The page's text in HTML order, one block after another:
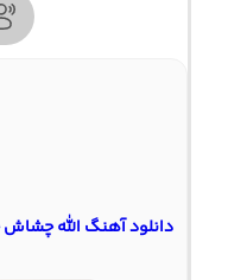
دانلود آهنگ الله